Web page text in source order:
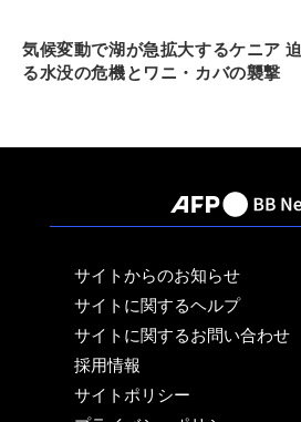
気候変動で湖が急拡大するケニア 迫
る水没の危機とワニ・カバの襲撃
サイトからのお知らせ
サイトに関するヘルプ
サイトに関するお問い合わせ
採用情報
サイトポリシー